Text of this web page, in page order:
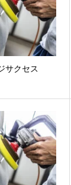
サクセス